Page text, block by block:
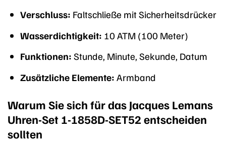
Verschluss: Faltschließe mit Sicherheitsdrücker
Wasserdichtigkeit: 10 ATM (100 Meter)
Funktionen: Stunde, Minute, Sekunde, Datum
Zusätzliche Elemente: Armband
Warum Sie sich für das Jacques Lemans
Uhren-Set 1-1858D-SET52 entscheiden
sollten